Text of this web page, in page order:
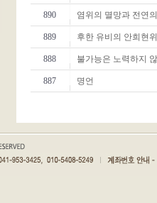
890 염위의 멸망과 전연
889 후한 유비의 안희현
888 불가능은 노력하지
887 명언